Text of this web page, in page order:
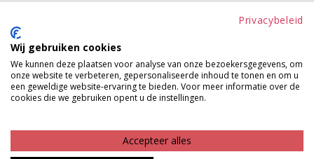
voor een casual dag thuis, een ontspannen weekend of
een stijlvolle sportieve set samen met de bijpassende
top. Een echte musthave voor een comfy en toch
verzorgde outfit!
Privacybeleid
Wij gebruiken cookies
We kunnen deze plaatsen voor analyse van onze bezoekersgegevens, om
onze website te verbeteren, gepersonaliseerde inhoud te tonen en om u
een geweldige website-ervaring te bieden. Voor meer informatie over de
cookies die we gebruiken opent u de instellingen.
Accepteer alles